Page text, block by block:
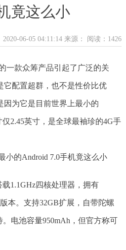
竟这么小
2020-06-05 04:11:14 来源： 阅读：1426
一款众筹产品引起了广泛的关
它配置超群，也不是性价比优
因为它是目前世界上最小的
2.45英寸，是全球最袖珍的4G手
1.1GHz四核处理器，拥有
本。支持32GB扩展，自带陀螺
电池容量950mAh，但官方称可